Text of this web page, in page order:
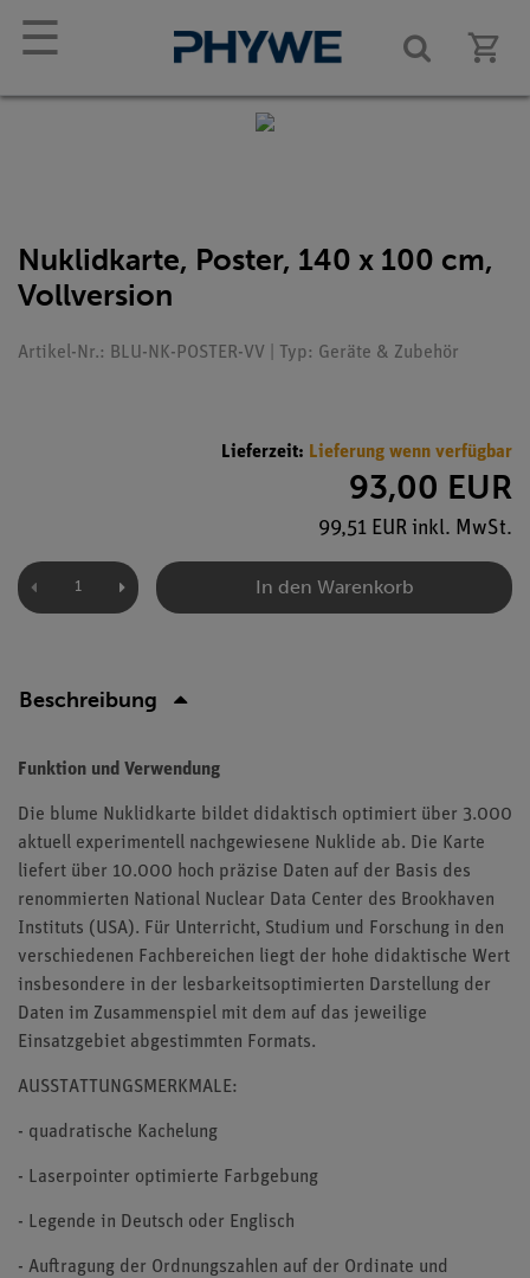
☰
Nuklidkarte, Poster, 140 x 100 cm,
Vollversion
Artikel-Nr.: BLU-NK-POSTER-VV | Typ: Geräte & Zubehör
Lieferzeit: Lieferung wenn verfügbar
93,00 EUR
99,51 EUR inkl. MwSt.
In den Warenkorb
Beschreibung
Funktion und Verwendung
Die blume Nuklidkarte bildet didaktisch optimiert über 3.000
aktuell experimentell nachgewiesene Nuklide ab. Die Karte
liefert über 10.000 hoch präzise Daten auf der Basis des
renommierten National Nuclear Data Center des Brookhaven
Instituts (USA). Für Unterricht, Studium und Forschung in den
verschiedenen Fachbereichen liegt der hohe didaktische Wert
insbesondere in der lesbarkeitsoptimierten Darstellung der
Daten im Zusammenspiel mit dem auf das jeweilige
Einsatzgebiet abgestimmten Formats.
AUSSTATTUNGSMERKMALE:
- quadratische Kachelung
- Laserpointer optimierte Farbgebung
- Legende in Deutsch oder Englisch
- Auftragung der Ordnungszahlen auf der Ordinate und